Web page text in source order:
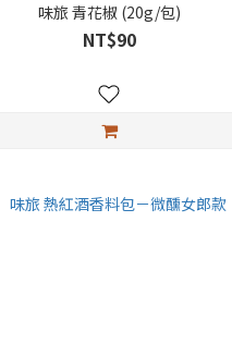
味旅 青花椒 (20g/包)
NT$90